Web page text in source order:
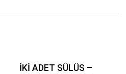
İKİ ADET SÜLÜS –